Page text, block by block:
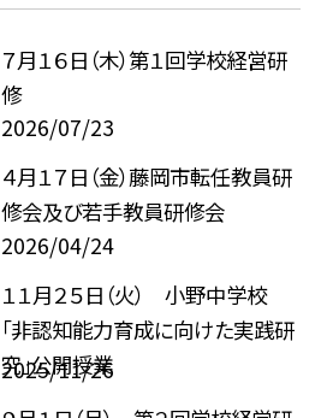
７月１６日（木）第１回学校経営研
修
2026/07/23
４月１７日（金）藤岡市転任教員研
修会及び若手教員研修会
2026/04/24
１１月２５日（火） 小野中学校
「非認知能力育成に向けた実践研
究」公開授業
2025/11/26